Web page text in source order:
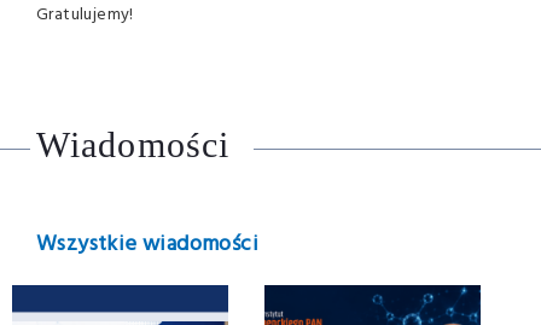
Gratulujemy!
Wiadomości
Wszystkie wiadomości